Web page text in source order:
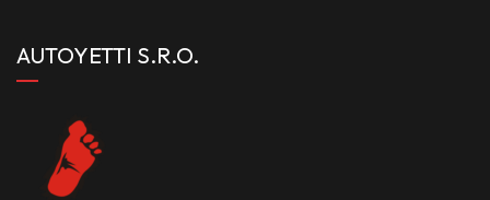
AUTOYETTI S.R.O.